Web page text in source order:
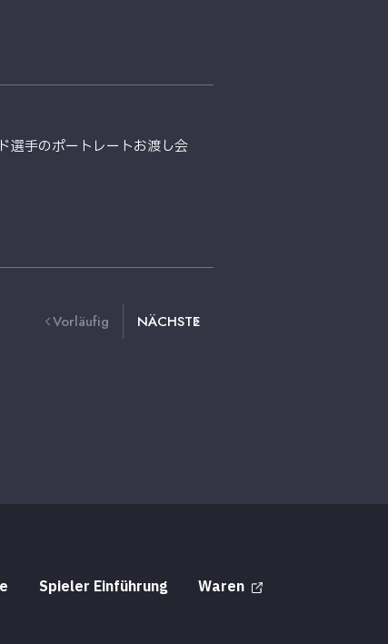
選手のポートレートお渡し会
Vorläufig NÄCHSTE
Spieler Einführung Waren